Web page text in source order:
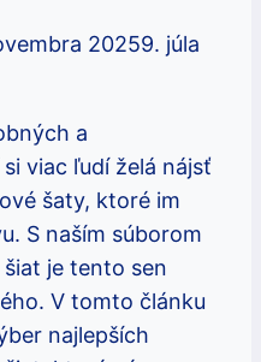
20259. júla
a
viac ľudí želá nájsť
šaty, ktoré im
S naším súborom
je tento sen
V tomto článku
najlepších